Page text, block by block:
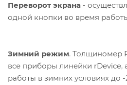
Переворот экрана -
одной кнопки во время
Зимний режим. Толщиномер
все приборы линейки rDevice,
работы в зимних условиях до -